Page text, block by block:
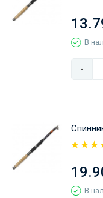
В
-
В